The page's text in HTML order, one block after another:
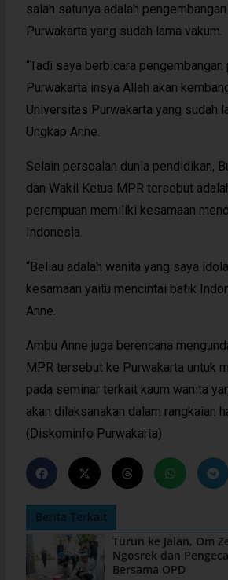
salah satunya adalah
Purwakarta yang sudah lama vakum.
“Tadi saya berbicara
Purwakarta insya Allah akan
Universitas Purwakarta yang sudah
Ungkap Anne.
Selain persoalan dunia pendidikan,
dan Wakil Ketua MPR tersebut
perempuan memiliki kesamaan
Indonesia.
“Beliau adalah wanita yang saya
kesamaan yaitu mencintai batik
Anne.
Ambu Anne juga berencana
MPR tersebut ke Purwakarta untuk
pada seminar terkait kaum wanita
akan dilaksanakan dalam rangkaian
(Diskominfo Purwakarta)
Berita Terkait
Turun ke Jalan, Om
Ngosrek dan
Bersama OPD